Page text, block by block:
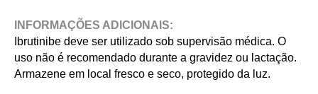
INFORMAÇÕES ADICIONAIS:
Ibrutinibe deve ser utilizado sob supervisão médica. O
uso não é recomendado durante a gravidez ou lactação.
Armazene em local fresco e seco, protegido da luz.